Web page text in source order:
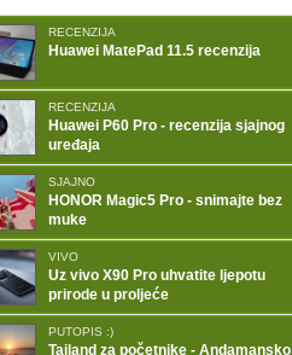
RECENZIJA
Huawei MatePad 11.5 recenzija
RECENZIJA
Huawei P60 Pro - recenzija sjajnog
uređaja
SJAJNO
HONOR Magic5 Pro - snimajte bez
muke
VIVO
Uz vivo X90 Pro uhvatite ljepotu
prirode u proljeće
PUTOPIS :)
Tajland za početnike - Andamansko